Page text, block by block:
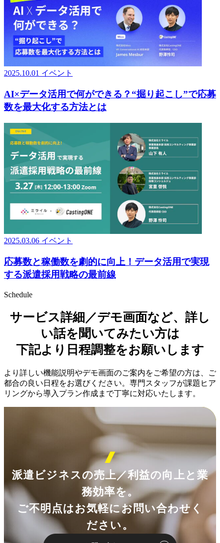
2025.10.01 イベント
AI×データ活用で何ができる？“掘り起こし”で応募
数を最大化する方法とは
2025.03.06 イベント
応募数と稼働数を劇的に向上！データ活用で実現
する派遣採用戦略の最前線
Schedule
サービス詳細／デモ画面など、詳し
い話を聞いてみたい方は
下記より日程調整をお願いします
より詳しい機能説明やデモ画面のご案内をご希望の方は、ご
都合の良い日程をお選びください。専門スタッフが課題ヒア
リングから導入プラン作成まで丁寧に対応いたします。
派遣ビジネスの売上／利益の向上と業
務効率を。
ご不明点はお気軽にお問い合わせく
ださい。